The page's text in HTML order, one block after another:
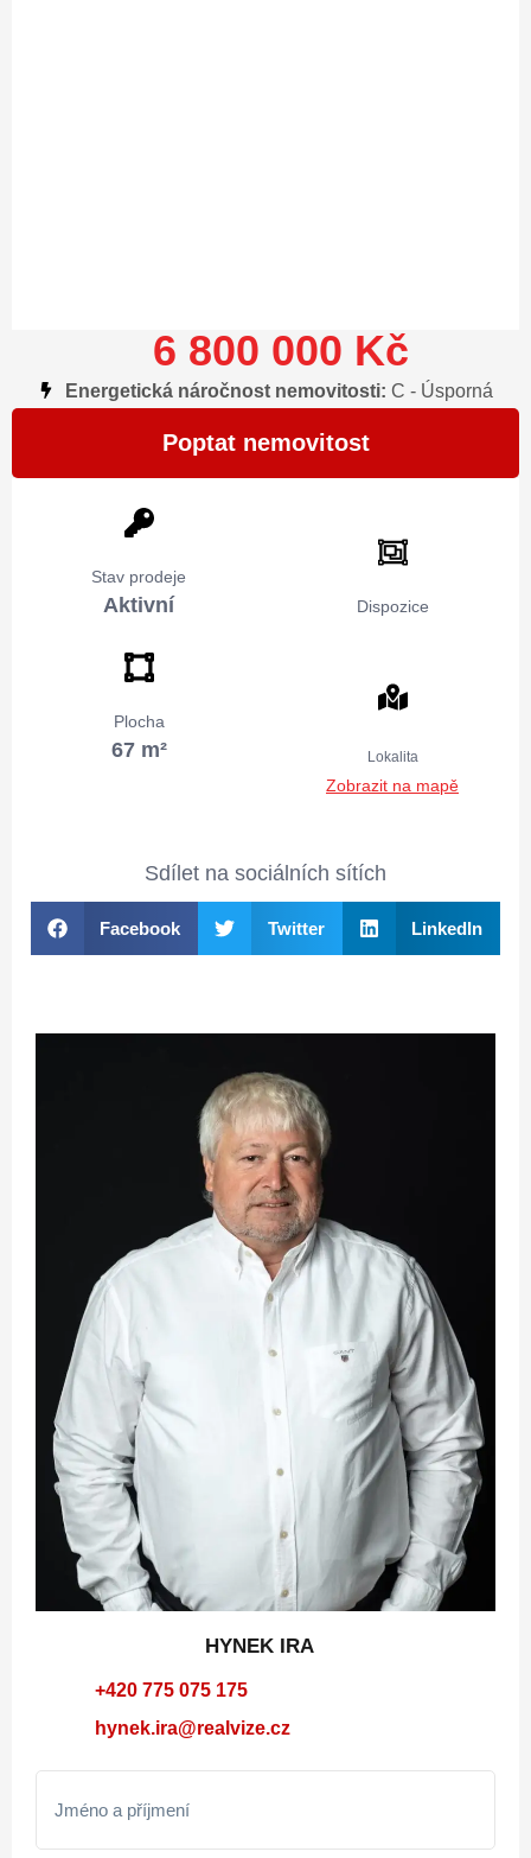
6 800 000 Kč
Energetická náročnost nemovitosti: C - Úsporná
Poptat nemovitost
Stav prodeje
Aktivní Dispozice
Plocha
67 m² Lokalita
Zobrazit na mapě
Sdílet na sociálních sítích
Facebook Twitter LinkedIn
HYNEK IRA
+420 775 075 175
hynek.ira@realvize.cz